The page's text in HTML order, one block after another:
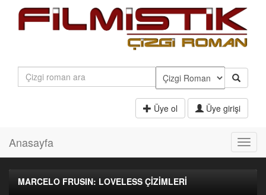
Üye ol Üye girişi
Anasayfa
MARCELO FRUSIN: LOVELESS ÇİZİMLERİ